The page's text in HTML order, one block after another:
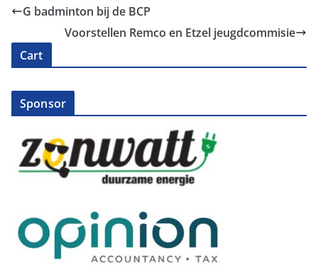
G badminton bij de BCP
Voorstellen Remco en Etzel jeugdcommisie
Cart
Sponsor